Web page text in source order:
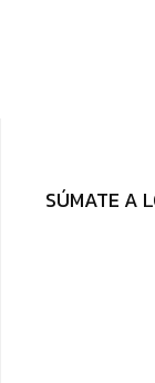
SÚMATE A